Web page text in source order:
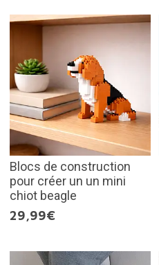
Blocs de construction
pour créer un un mini
chiot beagle
29,99€